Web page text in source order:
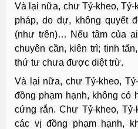
Và lại nữa, chư Tỷ-kheo,
pháp, do dự, không quyết
(như trên)… Nếu tâm của
chuyên cần, kiên trì; tinh
thứ tư chưa được diệt trừ.
Và lại nữa, chư Tỷ-kheo,
đồng phạm hạnh, không có
cứng rắn. Chư Tỷ-kheo,
các vị đồng phạm hạnh,